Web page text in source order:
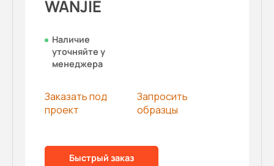
WANJIE
Наличие
уточняйте у
менеджера
Заказать под
проект
Запросить
образцы
Быстрый заказ